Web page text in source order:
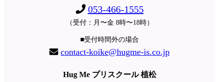
053-466-1555
（受付：月〜金 8時〜18時）
■受付時間外の場合
contact-koike@hugme-is.co.jp
Hug Me プリスクール 植松